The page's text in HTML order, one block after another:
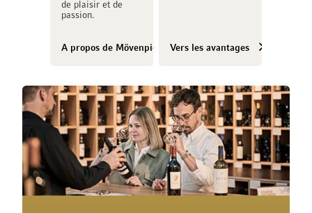
de plaisir et de
passion.
A propos de Mövenpick VinsVers les avantages